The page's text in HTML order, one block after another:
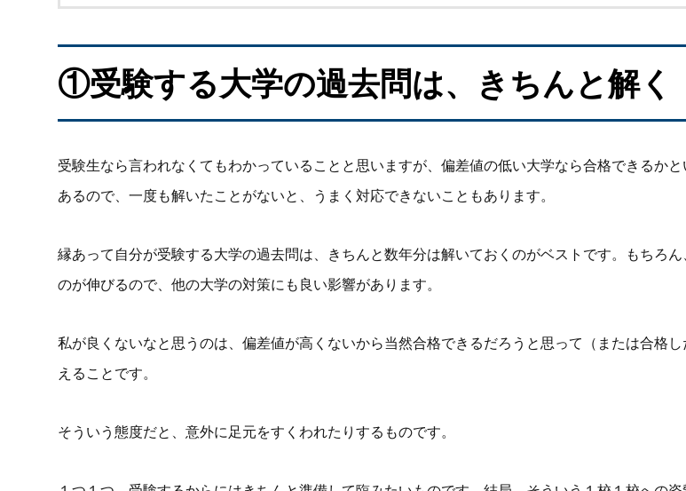
①受験する大学の過去問は、きちんと解く
受験生なら言われなくてもわかっていることと思いますが、偏差値の低い大学なら合格できるか
あるので、一度も解いたことがないと、うまく対応できないこともあります。
縁あって自分が受験する大学の過去問は、きちんと数年分は解いておくのがベストです。もちろ
のが伸びるので、他の大学の対策にも良い影響があります。
私が良くないなと思うのは、偏差値が高くないから当然合格できるだろうと思って（または合格
えることです。
そういう態度だと、意外に足元をすくわれたりするものです。